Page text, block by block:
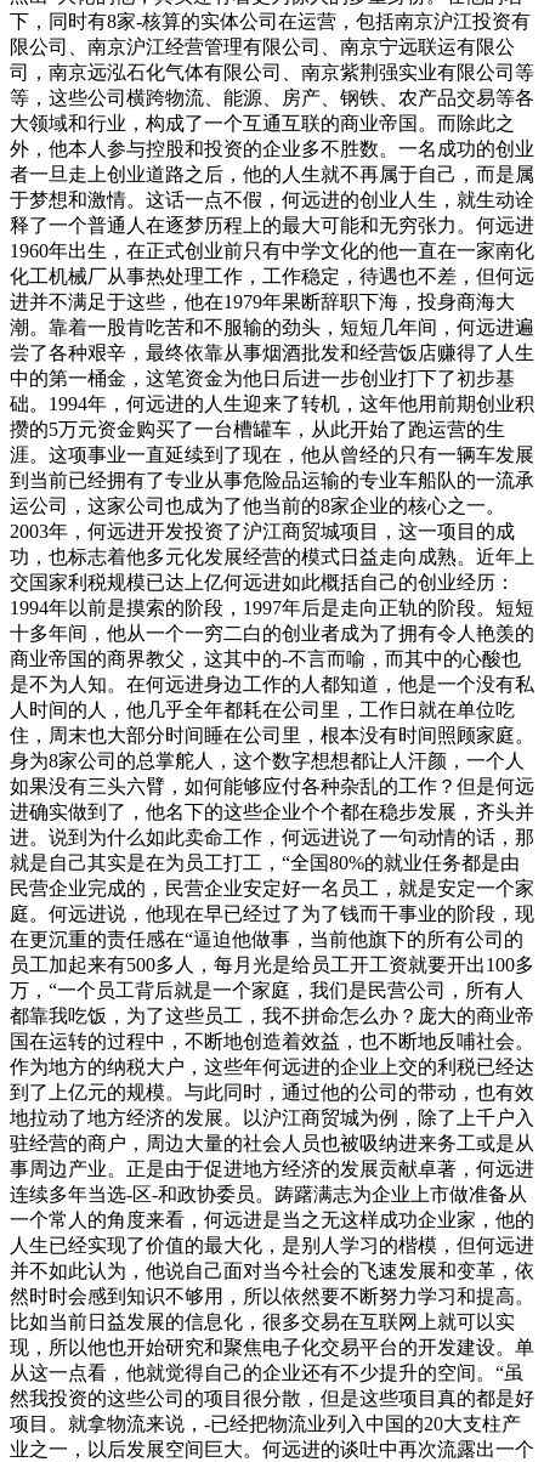
下，同时有8家-核算的实体公司在运营，包括南京沪江投资有
限公司、南京沪江经营管理有限公司、南京宁远联运有限公
司，南京远泓石化气体有限公司、南京紫荆强实业有限公司等
等，这些公司横跨物流、能源、房产、钢铁、农产品交易等各
大领域和行业，构成了一个互通互联的商业帝国。而除此之
外，他本人参与控股和投资的企业多不胜数。一名成功的创业
者一旦走上创业道路之后，他的人生就不再属于自己，而是属
于梦想和激情。这话一点不假，何远进的创业人生，就生动诠
释了一个普通人在逐梦历程上的最大可能和无穷张力。何远进
1960年出生，在正式创业前只有中学文化的他一直在一家南化
化工机械厂从事热处理工作，工作稳定，待遇也不差，但何远
进并不满足于这些，他在1979年果断辞职下海，投身商海大
潮。靠着一股肯吃苦和不服输的劲头，短短几年间，何远进遍
尝了各种艰辛，最终依靠从事烟酒批发和经营饭店赚得了人生
中的第一桶金，这笔资金为他日后进一步创业打下了初步基
础。1994年，何远进的人生迎来了转机，这年他用前期创业积
攒的5万元资金购买了一台槽罐车，从此开始了跑运营的生
涯。这项事业一直延续到了现在，他从曾经的只有一辆车发展
到当前已经拥有了专业从事危险品运输的专业车船队的一流承
运公司，这家公司也成为了他当前的8家企业的核心之一。
2003年，何远进开发投资了沪江商贸城项目，这一项目的成
功，也标志着他多元化发展经营的模式日益走向成熟。近年上
交国家利税规模已达上亿何远进如此概括自己的创业经历：
1994年以前是摸索的阶段，1997年后是走向正轨的阶段。短短
十多年间，他从一个一穷二白的创业者成为了拥有令人艳羡的
商业帝国的商界教父，这其中的-不言而喻，而其中的心酸也
是不为人知。在何远进身边工作的人都知道，他是一个没有私
人时间的人，他几乎全年都耗在公司里，工作日就在单位吃
住，周末也大部分时间睡在公司里，根本没有时间照顾家庭。
身为8家公司的总掌舵人，这个数字想想都让人汗颜，一个人
如果没有三头六臂，如何能够应付各种杂乱的工作？但是何远
进确实做到了，他名下的这些企业个个都在稳步发展，齐头并
进。说到为什么如此卖命工作，何远进说了一句动情的话，那
就是自己其实是在为员工打工，“全国80%的就业任务都是由
民营企业完成的，民营企业安定好一名员工，就是安定一个家
庭。何远进说，他现在早已经过了为了钱而干事业的阶段，现
在更沉重的责任感在“逼迫他做事，当前他旗下的所有公司的
员工加起来有500多人，每月光是给员工开工资就要开出100多
万，“一个员工背后就是一个家庭，我们是民营公司，所有人
都靠我吃饭，为了这些员工，我不拼命怎么办？庞大的商业帝
国在运转的过程中，不断地创造着效益，也不断地反哺社会。
作为地方的纳税大户，这些年何远进的企业上交的利税已经达
到了上亿元的规模。与此同时，通过他的公司的带动，也有效
地拉动了地方经济的发展。以沪江商贸城为例，除了上千户入
驻经营的商户，周边大量的社会人员也被吸纳进来务工或是从
事周边产业。正是由于促进地方经济的发展贡献卓著，何远进
连续多年当选-区-和政协委员。踌躇满志为企业上市做准备从
一个常人的角度来看，何远进是当之无这样成功企业家，他的
人生已经实现了价值的最大化，是别人学习的楷模，但何远进
并不如此认为，他说自己面对当今社会的飞速发展和变革，依
然时时会感到知识不够用，所以依然要不断努力学习和提高。
比如当前日益发展的信息化，很多交易在互联网上就可以实
现，所以他也开始研究和聚焦电子化交易平台的开发建设。单
从这一点看，他就觉得自己的企业还有不少提升的空间。“虽
然我投资的这些公司的项目很分散，但是这些项目真的都是好
项目。就拿物流来说，-已经把物流业列入中国的20大支柱产
业之一，以后发展空间巨大。何远进的谈吐中再次流露出一个